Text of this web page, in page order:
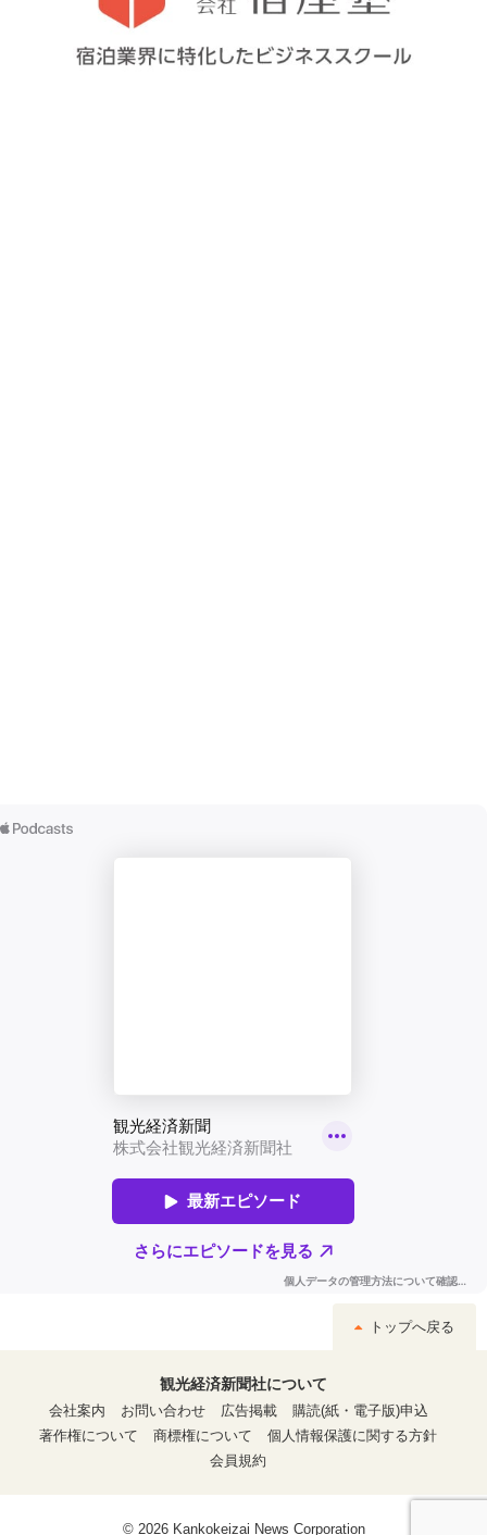
トップへ戻る
観光経済新聞社について
会社案内
お問い合わせ 広告掲載
購読(紙・電子版)申込
著作権について
商標権について
個人情報保護に関する方針
会員規約
© 2026 Kankokeizai News Corporation